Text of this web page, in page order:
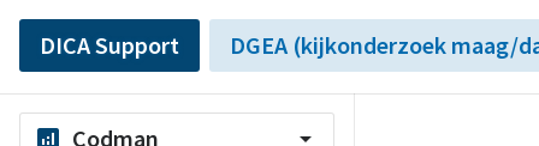
DICA Support DGEA (kijkonderzoek maag/
analytics Codman arrow_drop_down